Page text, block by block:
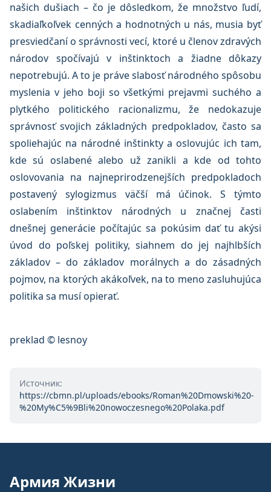
našich dušiach – čo je dôsledkom, že množstvo ľudí,
skadiaľkoľvek cenných a hodnotných u nás, musia byť
presviedčaní o správnosti vecí, ktoré u členov zdravých
národov spočívajú v inštinktoch a žiadne dôkazy
nepotrebujú. A to je práve slabosť národného spôsobu
myslenia v jeho boji so všetkými prejavmi suchého a
plytkého politického racionalizmu, že nedokazuje
správnosť svojich základných predpokladov, často sa
spoliehajúc na národné inštinkty a oslovujúc ich tam,
kde sú oslabené alebo už zanikli a kde od tohto
oslovovania na najneprirodzenejších predpokladoch
postavený sylogizmus väčší má účinok. S týmto
oslabením inštinktov národných u značnej časti
dnešnej generácie počítajúc sa pokúsim dať tu akýsi
úvod do poľskej politiky, siahnem do jej najhlbších
základov – do základov morálnych a do zásadných
pojmov, na ktorých akákoľvek, na to meno zasluhujúca
politika sa musí opierať.
preklad © lesnoy
Источник:
https://cbmn.pl/uploads/ebooks/Roman%20Dmowski%20-
%20My%C5%9Bli%20nowoczesnego%20Polaka.pdf
Армия Жизни